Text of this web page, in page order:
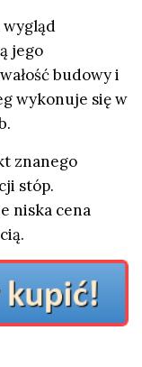
wygląd
jego
budowy i
wykonuje się w
znanego
stóp.
niska cena